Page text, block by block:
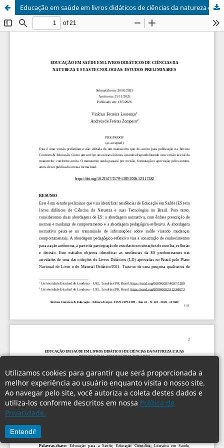
Utilizamos cookies para garantir que será proporcionada a
melhor experiência ao usuário enquanto visita o nosso site.
Ao navegar pelo site, você autoriza a coleta destes dados e
utiliza-los conforme descritos em nossa Política de
Privacidade.
Entendi!
Educação em saúde em livros didáticos de ciências da natureza e suas tecnologias: Estudos preliminares